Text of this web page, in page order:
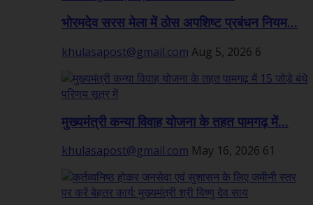
भोरमदेव सरस मेला में ठोस अपशिष्ट प्रबंधन नियम...
khulasapost@gmail.com Aug 5, 2026 6
मुख्यमंत्री कन्या विवाह योजना के तहत पामगढ़ में...
khulasapost@gmail.com May 16, 2026 61